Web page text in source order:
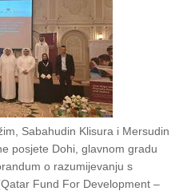
Sabahudin Klisura i Mersudin
posjete Dohi, glavnom gradu
o razumijevanju s
Fund For Development –